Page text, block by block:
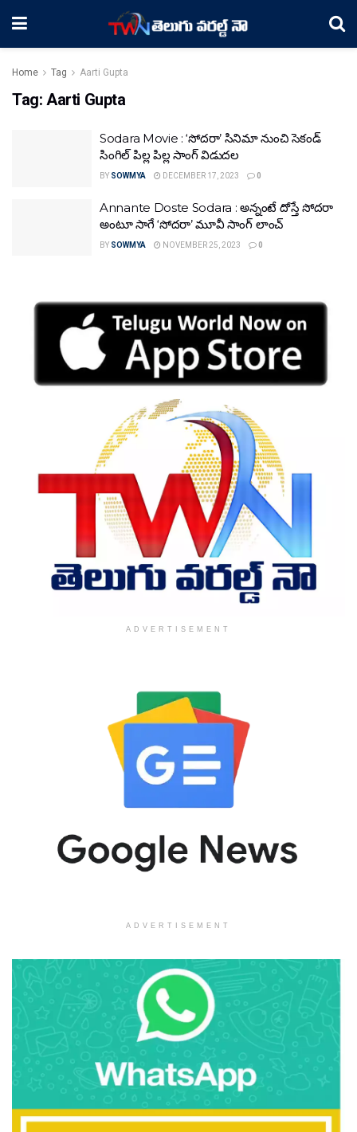
Home Tag Aarti Gupta
Tag: Aarti Gupta
Sodara Movie : ‘సోదరా’ సినిమా నుంచి సెకండ్
సింగిల్ పిల్ల పిల్ల సాంగ్ విడుదల
BY SOWMYA DECEMBER 17, 2023 0
Annante Doste Sodara : అన్నంటే దోస్తే సోదరా
అంటూ సాగే ‘సోదరా’ మూవీ సాంగ్ లాంచ్
BY SOWMYA NOVEMBER 25, 2023 0
ADVERTISEMENT
ADVERTISEMENT